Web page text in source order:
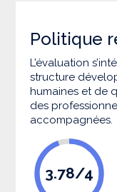
Politique
L’évaluation
structure
humaines et de
des
accompagnées.
3.78/4